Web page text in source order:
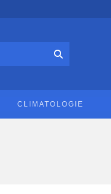
CLIMATOLOGIE